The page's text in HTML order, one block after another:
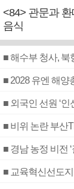
<84> 관문과
음식
■ 해수부 청사, 북
■ 2028 유엔 해양
■ 외국인 선원 ‘
■ 비위 논란 부산
■ 경남 농정 비전
■ 교육혁신선도